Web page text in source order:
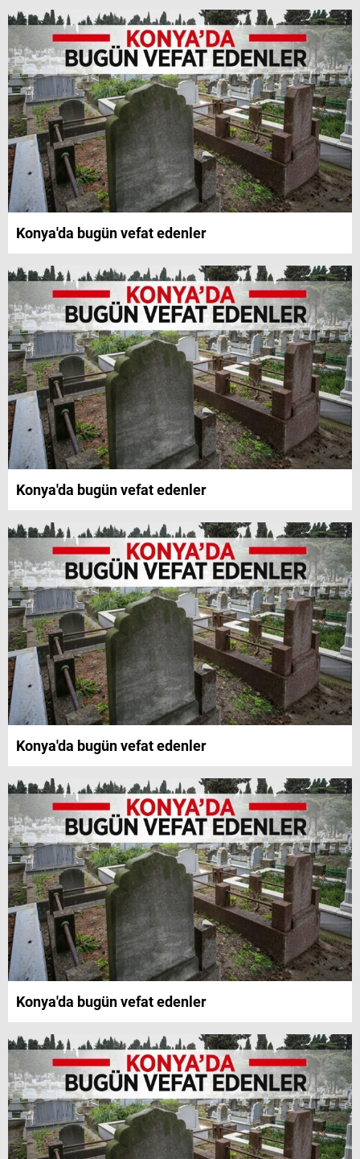
Konya'da bugün vefat edenler
Konya'da bugün vefat edenler
Konya'da bugün vefat edenler
Konya'da bugün vefat edenler